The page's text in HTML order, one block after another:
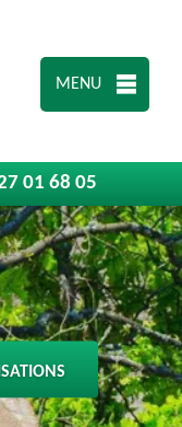
MENU
01 68 05